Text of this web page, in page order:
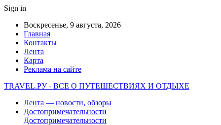
Sign in
Воскресенье, 9 августа, 2026
Главная
Контакты
Лента
Карта
Реклама на сайте
TRAVEL.РУ - ВСЕ О ПУТЕШЕСТВИЯХ И ОТДЫХЕ
Лента — новости, обзоры
Достопримечательности
Достопримечательности